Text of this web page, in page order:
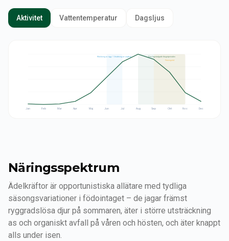
Aktivitet Vattentemperatur Dagsljus
Den lagstadgade fångstperioden
Parningstid
Kläckning av ägg / Utsättning av ungfisk
Jan Feb Mar Apr Maj Jun Jul Aug Sep Okt Nov Dec
Näringsspektrum
Ädelkräftor är opportunistiska allätare med tydliga
säsongsvariationer i födointaget – de jagar främst
ryggradslösa djur på sommaren, äter i större utsträckning
as och organiskt avfall på våren och hösten, och äter knappt
alls under isen.